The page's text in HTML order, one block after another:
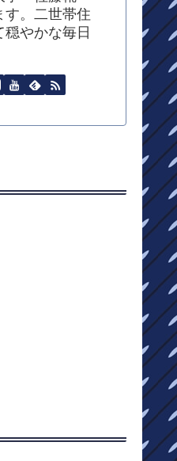
す。二世帯住
やかな毎日